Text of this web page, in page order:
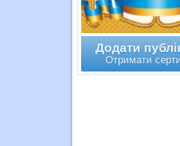
Додати
Отримати